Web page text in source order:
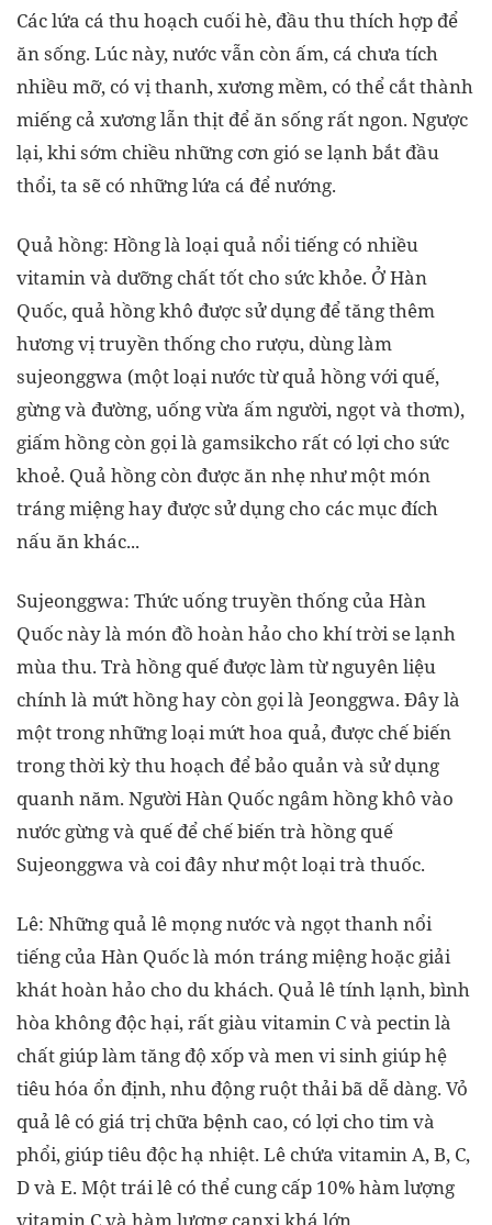
Các lứa cá thu hoạch cuối hè, đầu thu thích hợp để
ăn sống. Lúc này, nước vẫn còn ấm, cá chưa tích
nhiều mỡ, có vị thanh, xương mềm, có thể cắt thành
miếng cả xương lẫn thịt để ăn sống rất ngon. Ngược
lại, khi sớm chiều những cơn gió se lạnh bắt đầu
thổi, ta sẽ có những lứa cá để nướng.
Quả hồng: Hồng là loại quả nổi tiếng có nhiều
vitamin và dưỡng chất tốt cho sức khỏe. Ở Hàn
Quốc, quả hồng khô được sử dụng để tăng thêm
hương vị truyền thống cho rượu, dùng làm
sujeonggwa (một loại nước từ quả hồng với quế,
gừng và đường, uống vừa ấm người, ngọt và thơm),
giấm hồng còn gọi là gamsikcho rất có lợi cho sức
khoẻ. Quả hồng còn được ăn nhẹ như một món
tráng miệng hay được sử dụng cho các mục đích
nấu ăn khác...
Sujeonggwa: Thức uống truyền thống của Hàn
Quốc này là món đồ hoàn hảo cho khí trời se lạnh
mùa thu. Trà hồng quế được làm từ nguyên liệu
chính là mứt hồng hay còn gọi là Jeonggwa. Đây là
một trong những loại mứt hoa quả, được chế biến
trong thời kỳ thu hoạch để bảo quản và sử dụng
quanh năm. Người Hàn Quốc ngâm hồng khô vào
nước gừng và quế để chế biến trà hồng quế
Sujeonggwa và coi đây như một loại trà thuốc.
Lê: Những quả lê mọng nước và ngọt thanh nổi
tiếng của Hàn Quốc là món tráng miệng hoặc giải
khát hoàn hảo cho du khách. Quả lê tính lạnh, bình
hòa không độc hại, rất giàu vitamin C và pectin là
chất giúp làm tăng độ xốp và men vi sinh giúp hệ
tiêu hóa ổn định, nhu động ruột thải bã dễ dàng. Vỏ
quả lê có giá trị chữa bệnh cao, có lợi cho tim và
phổi, giúp tiêu độc hạ nhiệt. Lê chứa vitamin A, B, C,
D và E. Một trái lê có thể cung cấp 10% hàm lượng